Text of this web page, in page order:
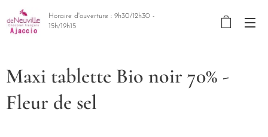
Horaire d'ouverture : 9h30/12h30 -
15h/19h15
Maxi tablette Bio noir 70% -
Fleur de sel